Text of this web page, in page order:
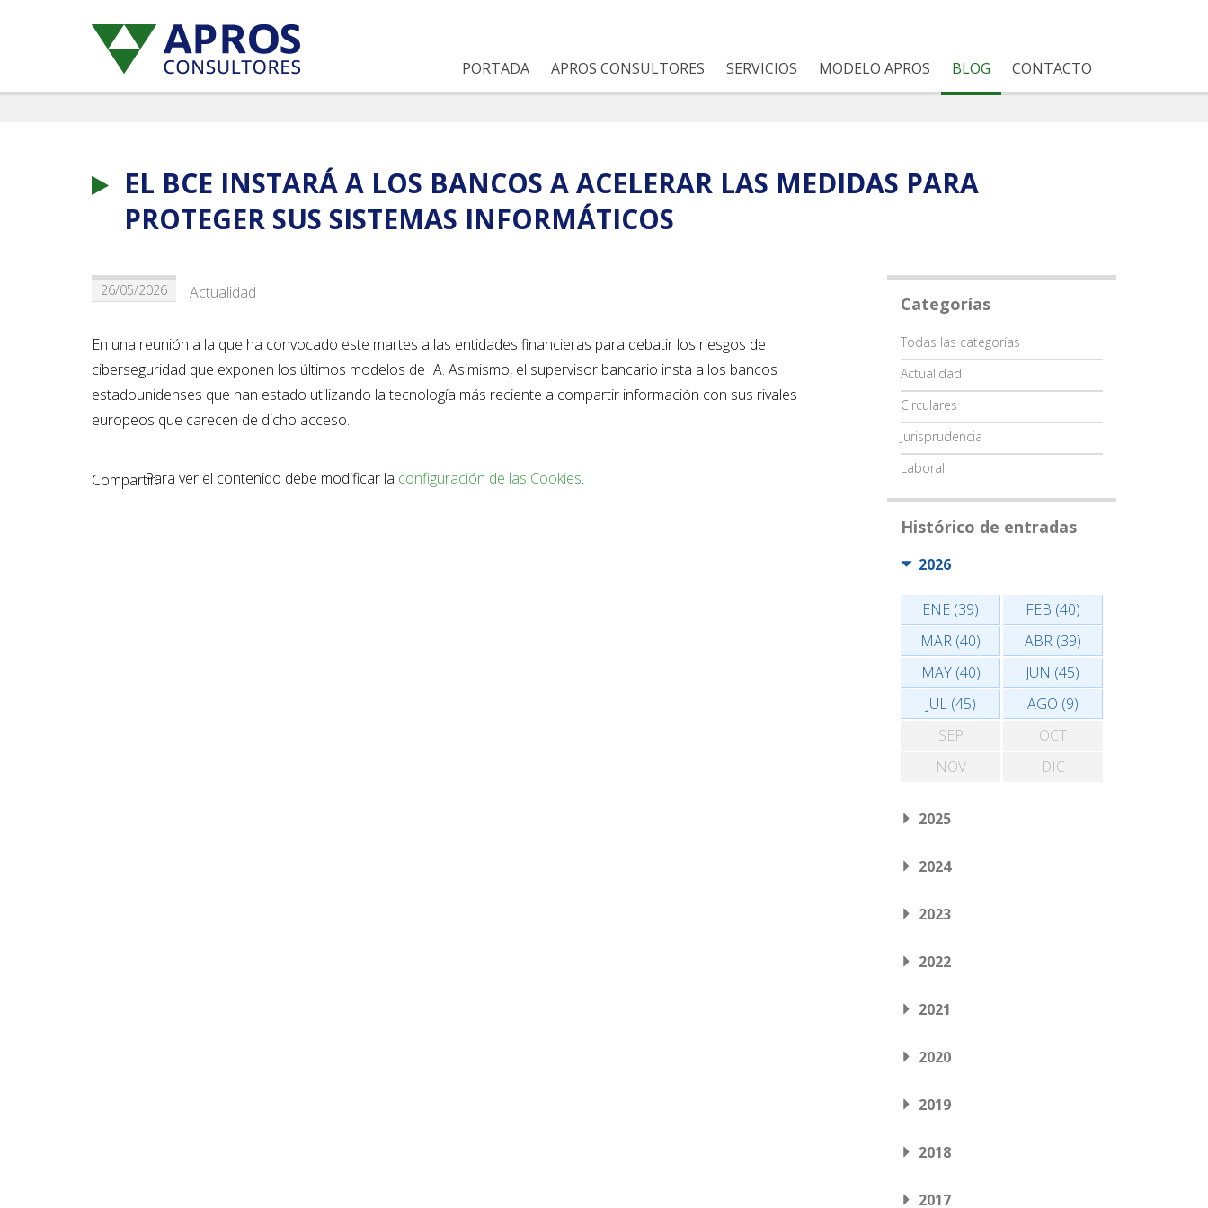
PORTADA APROS CONSULTORES SERVICIOS MODELO APROS BLOG CONTACTO
EL BCE INSTARÁ A LOS BANCOS A ACELERAR LAS MEDIDAS PARA
PROTEGER SUS SISTEMAS INFORMÁTICOS
26/05/2026 Actualidad
En una reunión a la que ha convocado este martes a las entidades financieras para debatir los riesgos de
ciberseguridad que exponen los últimos modelos de IA. Asimismo, el supervisor bancario insta a los bancos
estadounidenses que han estado utilizando la tecnología más reciente a compartir información con sus rivales
europeos que carecen de dicho acceso.
Compartir:Para ver el contenido debe modificar la configuración de las Cookies.
Categorías
Categoría
Todas las categorías
Actualidad
Circulares
Jurisprudencia
Laboral
Histórico de entradas
2026
ENE (39)
FEB (40)
MAR (40)
ABR (39)
MAY (40)
JUN (45)
JUL (45)
AGO (9)
SEP
OCT
NOV
DIC
2025
2024
2023
2022
2021
2020
2019
2018
2017